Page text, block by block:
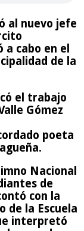
al nuevo jefe
cabo en el
de la
el trabajo
Gómez
poeta
Nacional
de
con la
de la Escuela
interpretó